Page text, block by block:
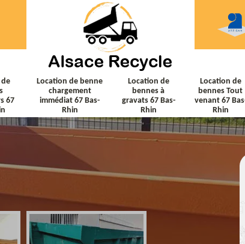
67
Location de benne
chargement
immédiat 67 Bas-
Rhin
Location de
bennes à
gravats 67 Bas-
Rhin
Location de
bennes Tout
venant 67
Rhin